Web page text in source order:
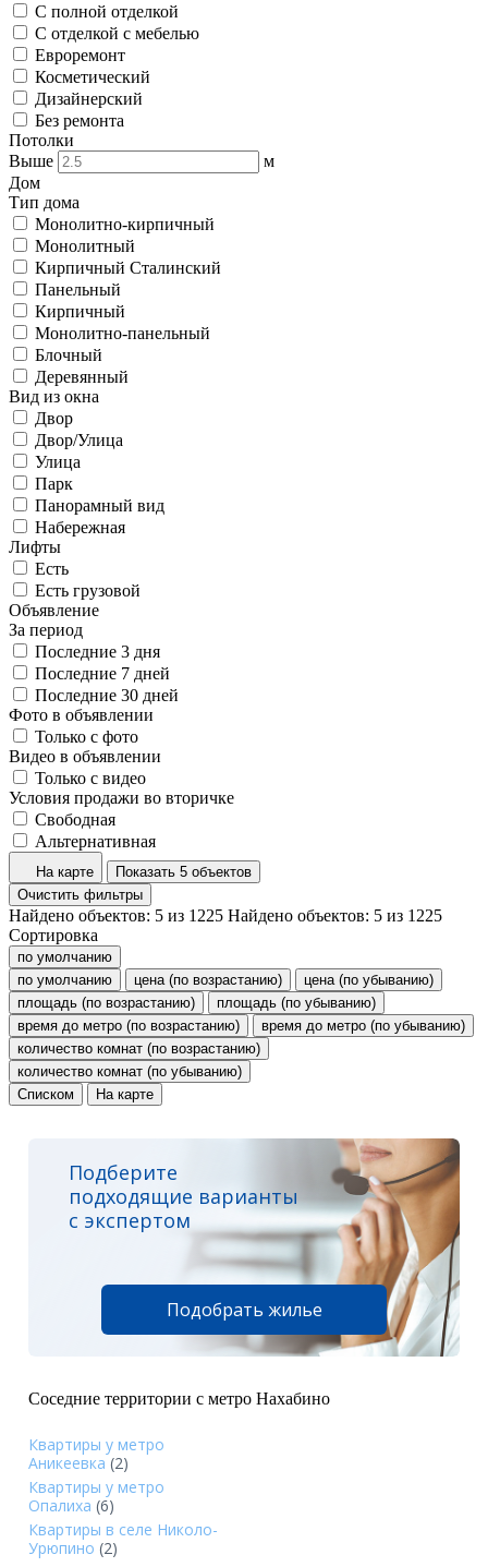
С полной отделкой
С отделкой с мебелью
Евроремонт
Косметический
Дизайнерский
Без ремонта
Потолки
Выше
м
Дом
Тип дома
Монолитно-кирпичный
Монолитный
Кирпичный Сталинский
Панельный
Кирпичный
Монолитно-панельный
Блочный
Деревянный
Вид из окна
Двор
Двор/Улица
Улица
Парк
Панорамный вид
Набережная
Лифты
Есть
Есть грузовой
Объявление
За период
Последние 3 дня
Последние 7 дней
Последние 30 дней
Фото в объявлении
Только с фото
Видео в объявлении
Только с видео
Условия продажи во вторичке
Свободная
Альтернативная
На карте
Показать 5 объектов
Очистить фильтры
Найдено объектов: 5 из 1225 Найдено объектов: 5 из 1225
Сортировка
по умолчанию
по умолчанию
цена (по возрастанию)
цена (по убыванию)
площадь (по возрастанию)
площадь (по убыванию)
время до метро (по возрастанию)
время до метро (по убыванию)
количество комнат (по возрастанию)
количество комнат (по убыванию)
Списком
На карте
Подберите
подходящие варианты
с экспертом
Подобрать жилье
Соседние территории с метро Нахабино
Квартиры у метро
Аникеевка (2)
Квартиры у метро
Опалиха (6)
Квартиры в селе Николо-
Урюпино (2)